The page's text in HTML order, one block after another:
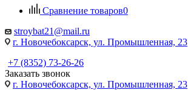
Сравнение товаров0
stroybat21@mail.ru
г. Новочебоксарск, ул. Промышленная, 23
+7 (8352) 73-26-26
Заказать звонок
г. Новочебоксарск, ул. Промышленная, 23